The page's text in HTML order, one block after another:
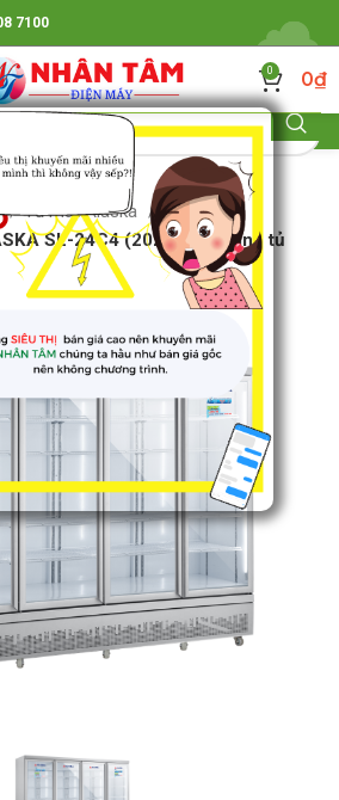
7100
0 0₫
Tủ mát Alaska
SL-24C4 (2025 lit) 4 cánh tủ